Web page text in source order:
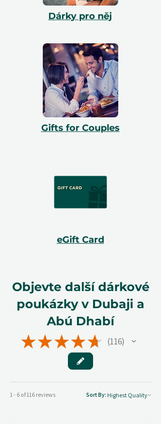
Dárky pro něj
Gifts for Couples
eGift Card
Objevte další dárkové
poukázky v Dubaji a
Abú Dhabí
★★★★★ 116
116
1 - 6 of 116 reviews Sort By: